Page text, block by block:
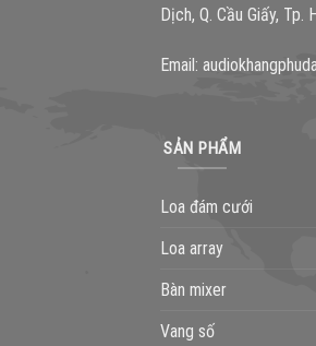
Dịch, Q. Cầu Giấy, Tp.
Email:
SẢN PHẨM
Loa đám cưới
Loa array
Bàn mixer
Vang số